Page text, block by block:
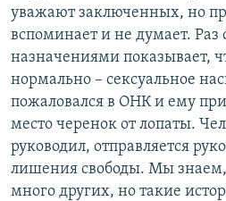
уважают заключенных, но
вспоминает и не думает.
назначениями показывает,
нормально – сексуальное
пожаловался в ОНК и ему при
место черенок от лопаты.
руководил, отправляется
лишения свободы. Мы знаем,
много других, но такие